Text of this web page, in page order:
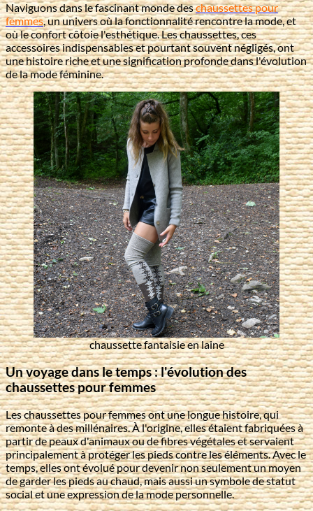
Naviguons dans le fascinant monde deschaussettes pour
femmes, un univers où la fonctionnalité rencontre la mode, et
où le confort côtoie l'esthétique. Les chaussettes, ces
accessoires indispensables et pourtant souvent négligés, ont
une histoire riche et une signification profonde dans l'évolution
de la mode féminine.
chaussette fantaisie en laine
Un voyage dans le temps : l'évolution des
chaussettes pour femmes
Les chaussettes pour femmes ont une longue histoire, qui
remonte à des millénaires. À l'origine, elles étaient fabriquées à
partir de peaux d'animaux ou de fibres végétales et servaient
principalement à protéger les pieds contre les éléments. Avec le
temps, elles ont évolué pour devenir non seulement un moyen
de garder les pieds au chaud, mais aussi un symbole de statut
social et une expression de la mode personnelle.